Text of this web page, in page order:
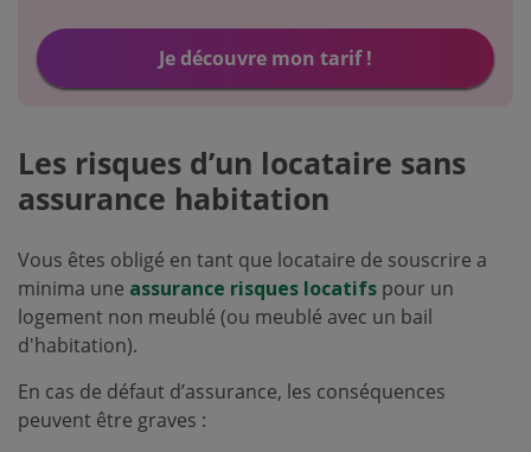
Je découvre mon tarif !
Les risques d’un locataire sans
assurance habitation
Vous êtes obligé en tant que locataire de souscrire a
minima une assurance risques locatifs pour un
logement non meublé (ou meublé avec un bail
d'habitation).
En cas de défaut d’assurance, les conséquences
peuvent être graves :